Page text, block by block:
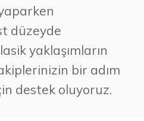
düzeyde
yaklaşımların
bir adım
destek oluyoruz.